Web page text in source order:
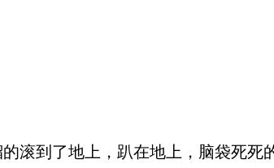
滚到了地上，趴在地上，脑袋死死